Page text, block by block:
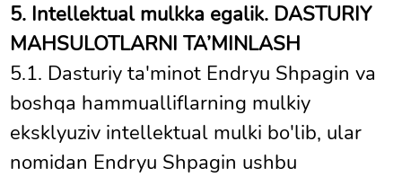
5. Intellektual mulkka egalik. DASTURIY
MAHSULOTLARNI TA’MINLASH
5.1. Dasturiy ta'minot Endryu Shpagin va
boshqa hammualliflarning mulkiy
eksklyuziv intellektual mulki bo'lib, ular
nomidan Endryu Shpagin ushbu